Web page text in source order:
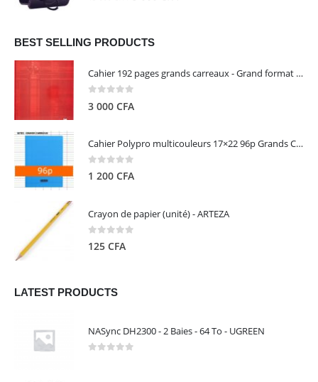
000 CFA.
000 CFA.
était :
000 CFA.
000 CFA.
BEST SELLING PRODUCTS
Cahier 192 pages grands carreaux - Grand format - Brochure dos toilé - 24x32 cm - Papier blanc 90 g - Couverture carte pelliculée couleur aléatoire - Clairefontaine
3 000 CFA
Cahier Polypro multicouleurs 17×22 96p Grands Carreaux Séyès 90g - CALLIGRAPHE
0 out of 5
1 200 CFA
Crayon de papier (unité) - ARTEZA
0 out of 5
125 CFA
LATEST PRODUCTS
NASync DH2300 - 2 Baies - 64 To - UGREEN